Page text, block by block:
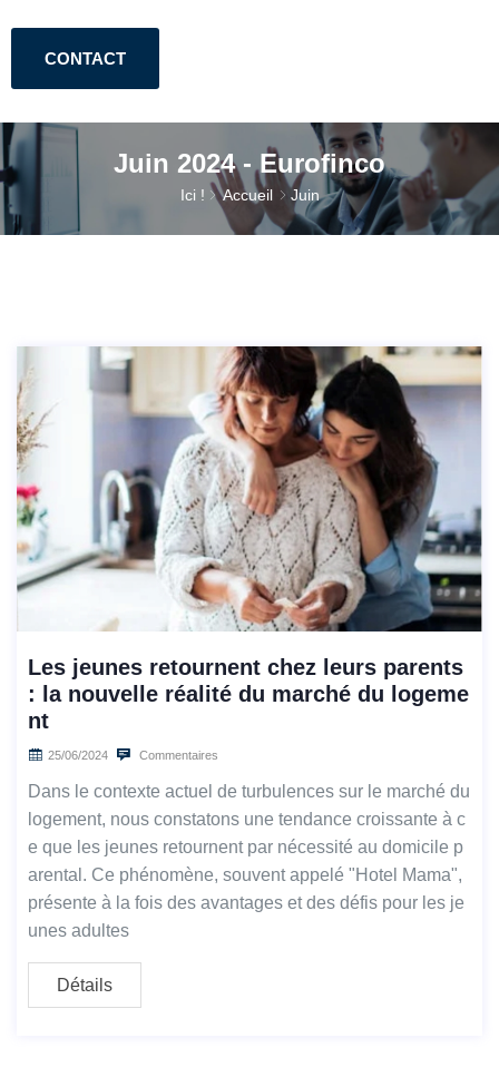
CONTACT
Juin 2024 - Eurofinco
Ici ! Accueil Juin
Les jeunes retournent chez leurs parents
: la nouvelle réalité du marché du logeme
nt
25/06/2024 Commentaires
Dans le contexte actuel de turbulences sur le marché du
logement, nous constatons une tendance croissante à c
e que les jeunes retournent par nécessité au domicile p
arental. Ce phénomène, souvent appelé "Hotel Mama",
présente à la fois des avantages et des défis pour les je
unes adultes
Détails